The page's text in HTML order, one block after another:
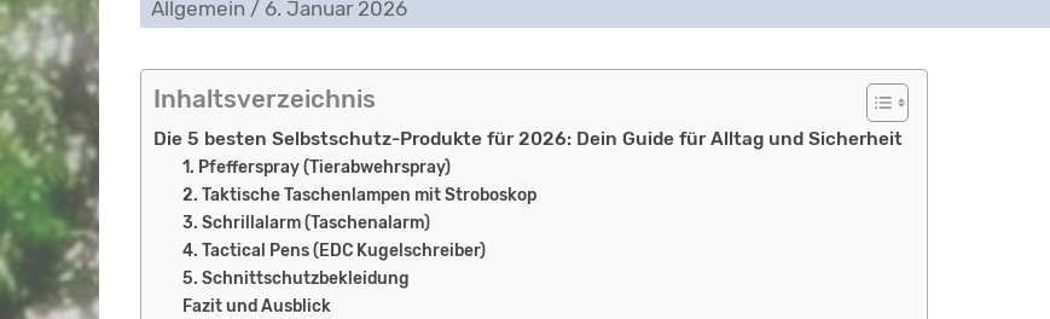
Allgemein / 6. Januar 2026
Inhaltsverzeichnis
Die 5 besten Selbstschutz-Produkte für 2026: Dein Guide für Alltag und Sicherheit
1. Pfefferspray (Tierabwehrspray)
2. Taktische Taschenlampen mit Stroboskop
3. Schrillalarm (Taschenalarm)
4. Tactical Pens (EDC Kugelschreiber)
5. Schnittschutzbekleidung
Fazit und Ausblick